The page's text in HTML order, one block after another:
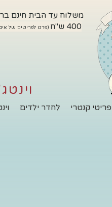
משלוח עד הבית חינם
400 ש"ח
(פרט לפריטים של
פריטי קנטרי לחדר ילדים